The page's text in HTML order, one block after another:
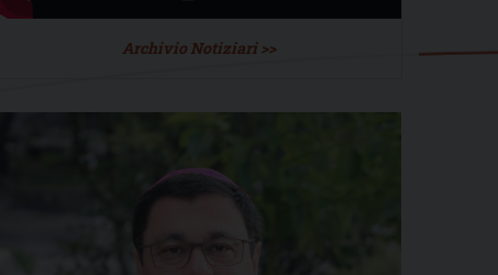
Archivio Notiziari >>